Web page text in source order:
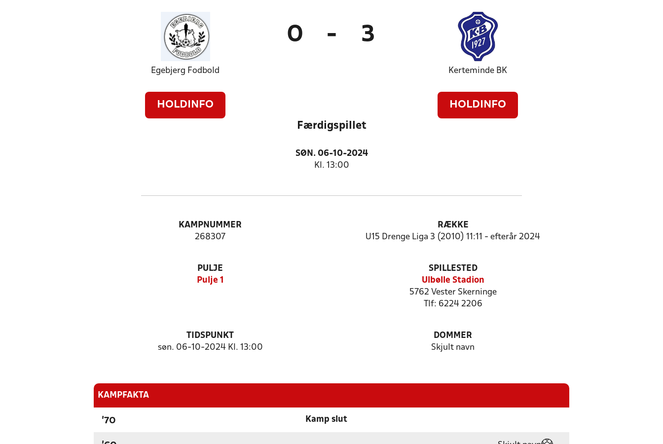
Egebjerg Fodbold
HOLDINFO
0 - 3
Kerteminde BK
HOLDINFO
Færdigspillet
SØN. 06-10-2024
Kl. 13:00
KAMPNUMMER
268307
RÆKKE
U15 Drenge Liga 3 (2010) 11:11 - efterår 2024
PULJE
Pulje 1
SPILLESTED
Ulbølle Stadion
5762 Vester Skerninge
Tlf: 6224 2206
TIDSPUNKT
søn. 06-10-2024 Kl. 13:00
DOMMER
Skjult navn
KAMPFAKTA
'70 Kamp slut